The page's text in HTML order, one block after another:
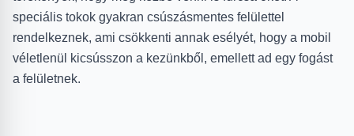
speciális tokok gyakran csúszásmentes felülettel
rendelkeznek, ami csökkenti annak esélyét, hogy a mobil
véletlenül kicsússzon a kezünkből, emellett ad egy fogást
a felületnek.